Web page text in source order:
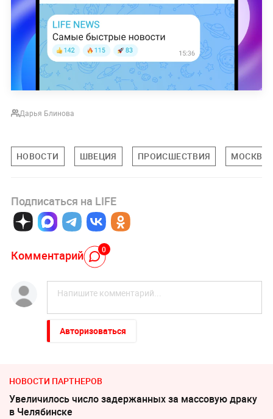
Дарья Блинова
НОВОСТИ ШВЕЦИЯ ПРОИСШЕСТВИЯ МОСКВА
Подписаться на LIFE
Комментарий 0
Авторизоваться
НОВОСТИ ПАРТНЕРОВ
Увеличилось число задержанных за массовую драку
в Челябинске